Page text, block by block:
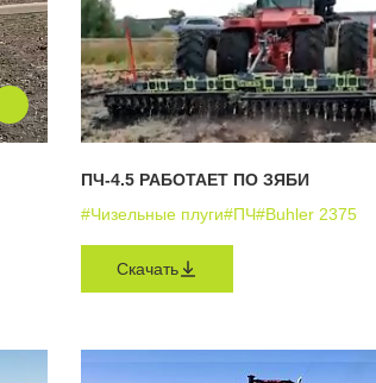
ПЧ-4.5 РАБОТАЕТ ПО ЗЯБИ
#Чизельные плуги#ПЧ#Buhler 2375
Скачать